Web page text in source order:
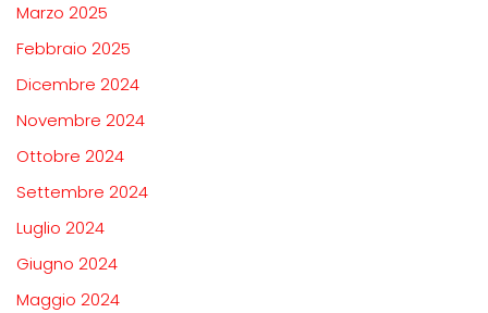
Marzo 2025
Febbraio 2025
Dicembre 2024
Novembre 2024
Ottobre 2024
Settembre 2024
Luglio 2024
Giugno 2024
Maggio 2024